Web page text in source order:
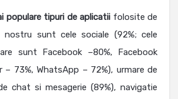
populare tipuri de aplicatii folosite de
nostru sunt cele sociale (92%; cele
sunt Facebook –80%, Facebook
– 73%, WhatsApp – 72%), urmare de
chat si mesagerie (89%), navigatie